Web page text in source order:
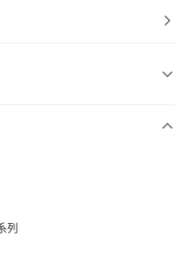
FPS
惠
以上免運費
列